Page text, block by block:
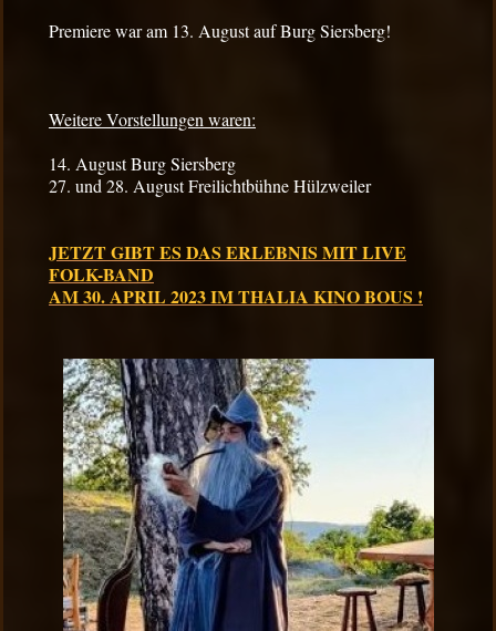
Premiere war am 13. August auf Burg Siersberg!
Weitere Vorstellungen waren:
14. August Burg Siersberg
27. und 28. August Freilichtbühne Hülzweiler
JETZT GIBT ES DAS ERLEBNIS MIT LIVE
FOLK-BAND
AM 30. APRIL 2023 IM THALIA KINO BOUS !